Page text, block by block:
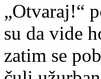
„Otvaraj!“
su da vide
zatim se